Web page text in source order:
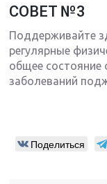
СОВЕТ №3
Поддерживайте
регулярные
общее состояние
заболеваний
Поделиться